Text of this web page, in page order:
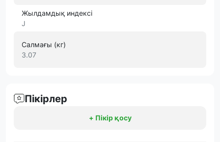
Жылдамдық индексі
J
Салмағы (кг)
3.07
Пікірлер
+ Пікір қосу